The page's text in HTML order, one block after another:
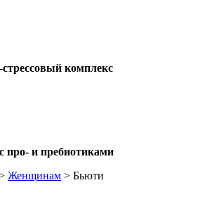
комплекс
про- и пребиотиками
Женщинам > Бьюти